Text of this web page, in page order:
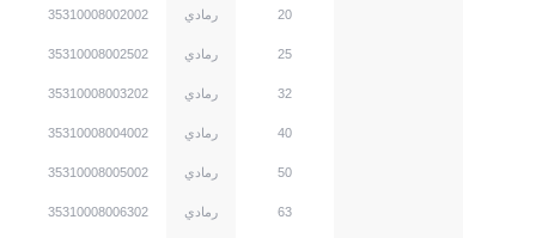
35310008002002 رمادي 20
35310008002502 رمادي 25
35310008003202 رمادي 32
35310008004002 رمادي 40
35310008005002 رمادي 50
35310008006302 رمادي 63